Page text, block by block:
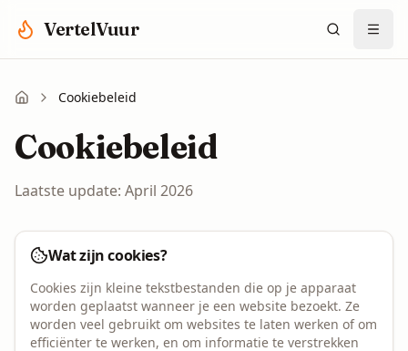
VertelVuur
Cookiebeleid
Cookiebeleid
Laatste update: April 2026
Wat zijn cookies?
Cookies zijn kleine tekstbestanden die op je apparaat
worden geplaatst wanneer je een website bezoekt. Ze
worden veel gebruikt om websites te laten werken of om
efficiënter te werken, en om informatie te verstrekken